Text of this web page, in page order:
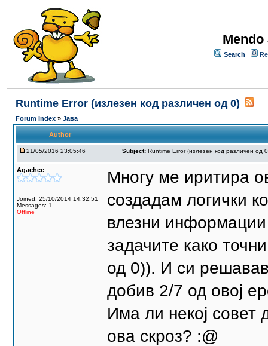
Search
Runtime Error (излезен код различен од 0)
Forum Index » Јава
Author
21/05/2016 23:05:46 Subject: Runtime Error (излезен код различен од
Agachee
Joined: 25/10/2014 14:32:51
Messages: 1
Offline
Многу ме иритира
создадам логички
влезни
задачите како
од 0)). И си
добив 2/7 од овој
Има ли некој совет
ова скроз? :@